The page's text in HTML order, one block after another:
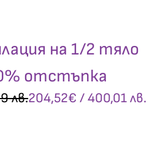
на 1/2 тяло
отстъпка
лв.204,52€ / 400,01 лв.